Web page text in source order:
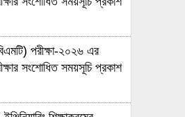
পরীক্ষা-২০২৬ এর
সংশোধিত সময়সূচি প্রকাশ